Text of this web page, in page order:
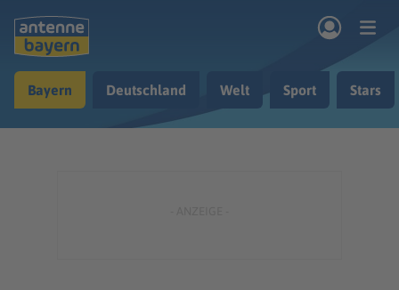
Musik & Radio
Bayern Deutschland Welt Sport Stars